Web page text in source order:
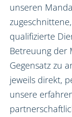
unseren
qualifizierte
Betreuung der
Gegensatz zu
jeweils direkt,
unsere